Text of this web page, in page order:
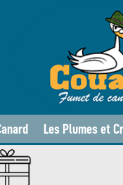
Les Plumes et